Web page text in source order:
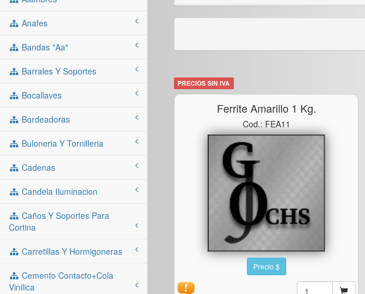
Anafes
Bandas "aa"
Barrales Y Soportes
Bocallaves
Bordeadoras
Buloneria Y Tornilleria
Cadenas
Candela Iluminacion
Caños Y Soportes Para
Cortina
Carretillas Y Hormigoneras
Cemento Contacto+cola
Vinilica
PRECIOS SIN IVA
Ferrite Amarillo 1 Kg.
Cod.: FEA11
Precio $